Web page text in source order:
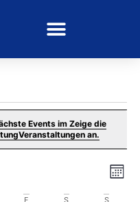
Events im Zeige die
an.